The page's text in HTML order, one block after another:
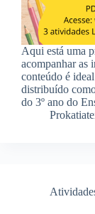
Aqui está uma
acompanhar as
conteúdo é
distribuído
do 3º ano do